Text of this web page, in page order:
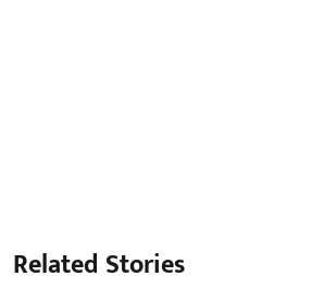
Related Stories